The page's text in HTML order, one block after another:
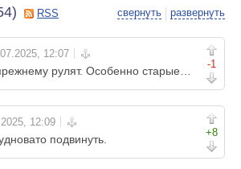
свернуть развернуть
) RSS
-1
рулят. Особенно старые…
+8
подвинуть.